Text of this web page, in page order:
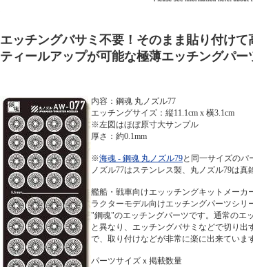
エッチングバサミ不要！そのまま貼り付けて
ティールアップが可能な極薄エッチングパー
内容：鋼魂 丸ノズル77
エッチングサイズ：縦11.1cm x 横3.1cm
※左図はほぼ原寸大サンプル
厚さ：約0.1mm
※海魂 - 鋼魂 丸ノズル79と同一サイズのパ
ノズル77はステンレス製、丸ノズル79は真
艦船・戦車向けエッッチングキットメーカ
ラクターモデル向けエッチングパーツシリ
"鋼魂"のエッチングパーツです。通常のエ
と異なり、エッチングバサミなどで切り出
で、取り付けなどが非常に楽に出来ていま
パーツサイズｘ掲載数量